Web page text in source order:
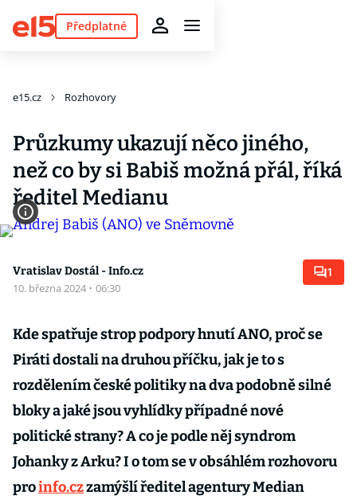
Předplatné
e15.cz Rozhovory
Průzkumy ukazují něco jiného,
než co by si Babiš možná přál, říká
ředitel Medianu
Vratislav Dostál - Info.cz
10. března 2024 · 06:30
1
Kde spatřuje strop podpory hnutí ANO, proč se
Piráti dostali na druhou příčku, jak je to s
rozdělením české politiky na dva podobně silné
bloky a jaké jsou vyhlídky případné nové
politické strany? A co je podle něj syndrom
Johanky z Arku? I o tom se v obsáhlém rozhovoru
proinfo.czzamýšlí ředitel agentury Median